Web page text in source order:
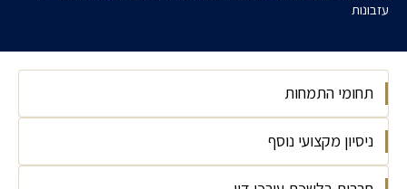
עזבונות
תחומי התמחות
משפט מסחרי
חדלות פירעון
ניסיון מקצועי נוסף